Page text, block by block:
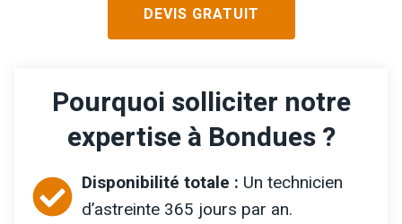
DEVIS GRATUIT
Pourquoi solliciter notre
expertise à Bondues ?
Disponibilité totale : Un technicien
d’astreinte 365 jours par an.